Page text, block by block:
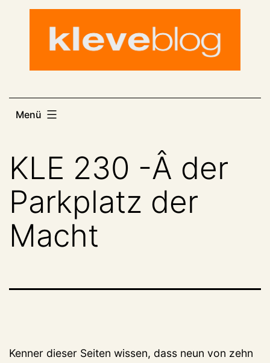
Menü
KLE 230 -Â der
Parkplatz der
Macht
Kenner dieser Seiten wissen, dass neun von zehn